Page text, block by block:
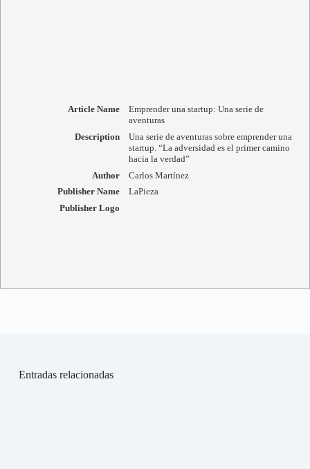
Article Name
Emprender una startup: Una serie de
aventuras
Description
Una serie de aventuras sobre emprender una
startup. “La adversidad es el primer camino
hacia la verdad”
Author
Carlos Martínez
Publisher Name
LaPieza
Publisher Logo
Entradas relacionadas